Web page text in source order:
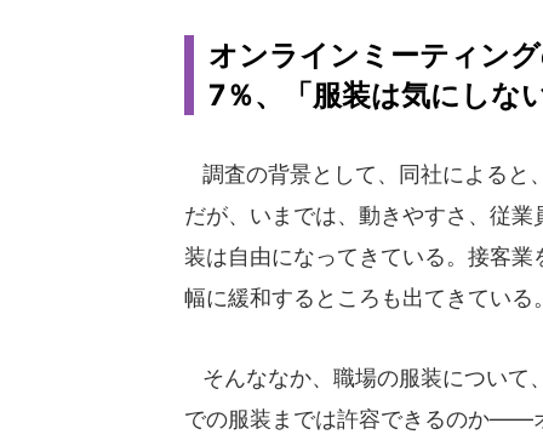
オンラインミーティン
7％、「服装は気にしな
調査の背景として、同社によると
だが、いまでは、動きやすさ、従
装は自由になってきている。接客
幅に緩和するところも出てきている
そんななか、職場の服装について
での服装までは許容できるのか――